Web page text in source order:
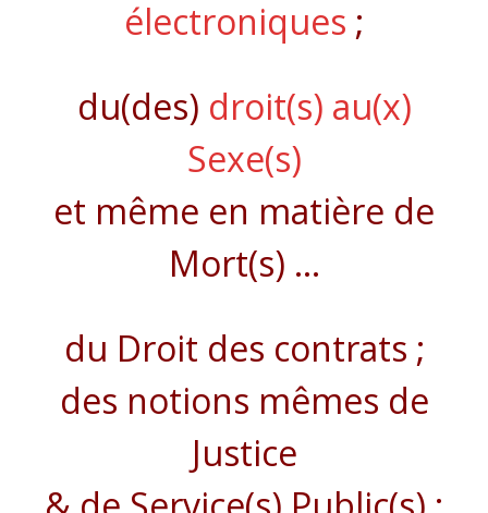
électroniques ;
du(des) droit(s) au(x)
Sexe(s)
et même en matière de
Mort(s) …
du Droit des contrats ;
des notions mêmes de
Justice